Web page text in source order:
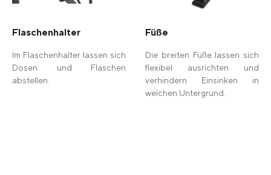
Flaschenhalter
Im Flaschenhalter lassen sich
Dosen und Flaschen
abstellen.
Füße
Die breiten Füße lassen sich
flexibel ausrichten und
verhindern Einsinken in
weichen Untergrund.